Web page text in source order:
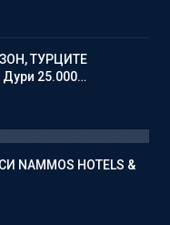
ТУРЦИТЕ
25.000…
NAMMOS HOTELS &